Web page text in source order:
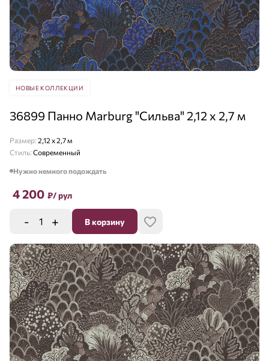
НОВЫЕ КОЛЛЕКЦИИ
36899 Панно Marburg "Сильва" 2,12 х 2,7 м
Размер: 2,12 x 2,7 м
Стиль: Современный
Нужно немного подождать
4 200 ₽/ рул
- + В корзину